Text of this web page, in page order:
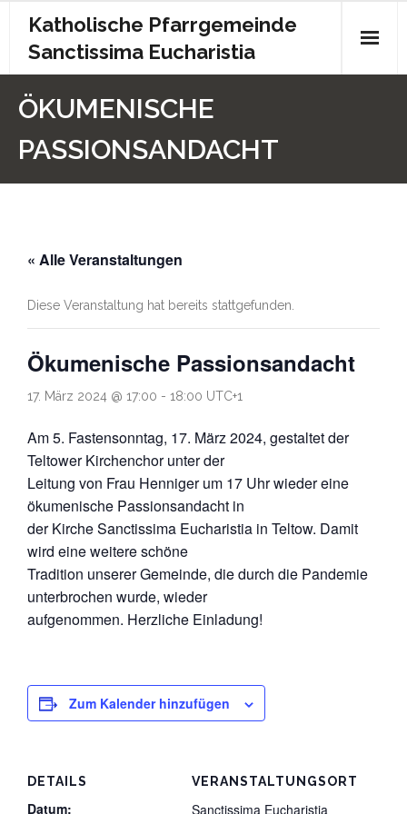
Katholische Pfarrgemeinde
Sanctissima Eucharistia
Archiv
Kita
ÖKUMENISCHE
PASSIONSANDACHT
« Alle Veranstaltungen
Diese Veranstaltung hat bereits stattgefunden.
Ökumenische Passionsandacht
17. März 2024 @ 17:00 - 18:00 UTC+1
Am 5. Fastensonntag, 17. März 2024, gestaltet der
Teltower Kirchenchor unter der
Leitung von Frau Henniger um 17 Uhr wieder eine
ökumenische Passionsandacht in
der Kirche Sanctissima Eucharistia in Teltow. Damit
wird eine weitere schöne
Tradition unserer Gemeinde, die durch die Pandemie
unterbrochen wurde, wieder
aufgenommen. Herzliche Einladung!
Zum Kalender hinzufügen
DETAILS
Datum:
VERANSTALTUNGSORT
Sanctissima Eucharistia